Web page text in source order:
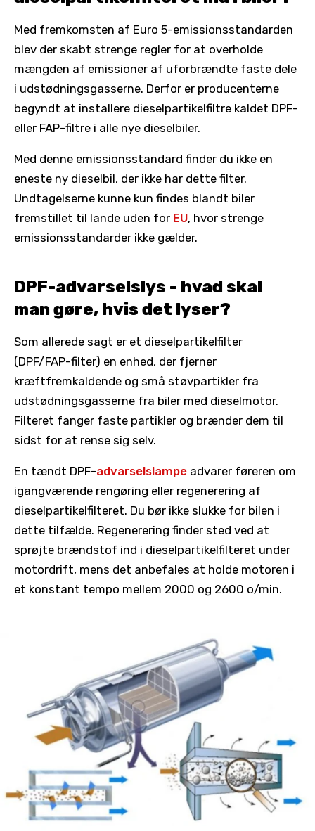
Med fremkomsten af Euro 5-emissionsstandarden
blev der skabt strenge regler for at overholde
mængden af emissioner af uforbrændte faste dele
i udstødningsgasserne. Derfor er producenterne
begyndt at installere dieselpartikelfiltre kaldet DPF-
eller FAP-filtre i alle nye dieselbiler.
Med denne emissionsstandard finder du ikke en
eneste ny dieselbil, der ikke har dette filter.
Undtagelserne kunne kun findes blandt biler
fremstillet til lande uden for EU, hvor strenge
emissionsstandarder ikke gælder.
DPF-advarselslys - hvad skal
man gøre, hvis det lyser?
Som allerede sagt er et dieselpartikelfilter
(DPF/FAP-filter) en enhed, der fjerner
kræftfremkaldende og små støvpartikler fra
udstødningsgasserne fra biler med dieselmotor.
Filteret fanger faste partikler og brænder dem til
sidst for at rense sig selv.
En tændt DPF-advarselslampe advarer føreren om
igangværende rengøring eller regenerering af
dieselpartikelfilteret. Du bør ikke slukke for bilen i
dette tilfælde. Regenerering finder sted ved at
sprøjte brændstof ind i dieselpartikelfilteret under
motordrift, mens det anbefales at holde motoren i
et konstant tempo mellem 2000 og 2600 o/min.